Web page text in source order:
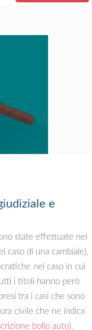
e
state effettuate nei
caso di una cambiale),
nel caso in cui
i titoli hanno però
tra i casi che sono
civile che ne indica
bollo auto).